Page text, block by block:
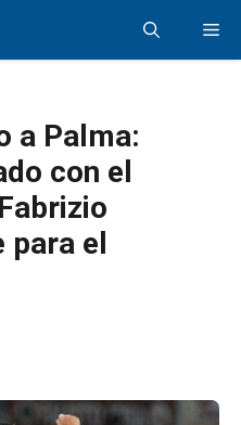
a Palma:
con el
para el